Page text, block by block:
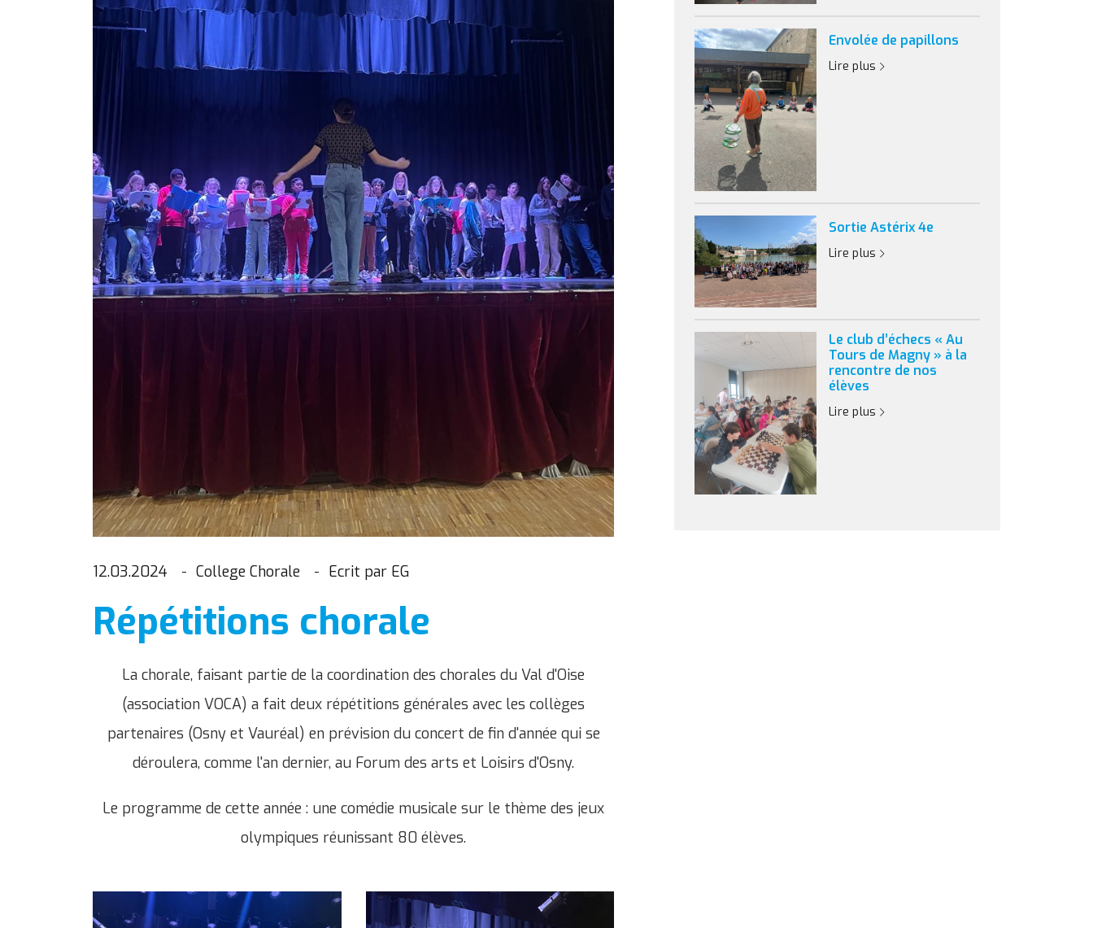
12.03.2024 College Chorale Ecrit par EG
Répétitions chorale
La chorale, faisant partie de la coordination des chorales du Val d'Oise
(association VOCA) a fait deux répétitions générales avec les collèges
partenaires (Osny et Vauréal) en prévision du concert de fin d'année qui se
déroulera, comme l'an dernier, au Forum des arts et Loisirs d'Osny.
Le programme de cette année : une comédie musicale sur le thème des jeux
olympiques réunissant 80 élèves.
Envolée de papillons
Lire plus
Sortie Astérix 4e
Lire plus
Le club d’échecs « Au
Tours de Magny » à la
rencontre de nos
élèves
Lire plus